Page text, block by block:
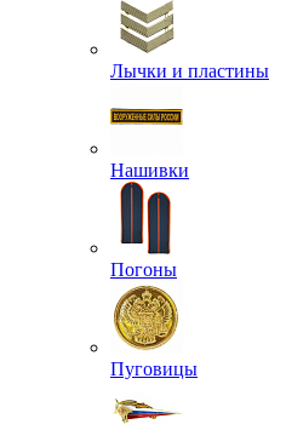
Лычки и пластины
Нашивки
Погоны
Пуговицы